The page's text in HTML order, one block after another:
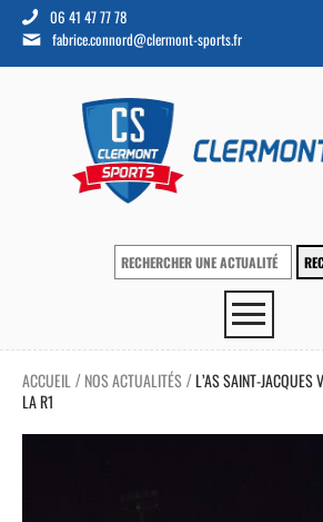
06 41 47 77 78
fabrice.connord@clermont-sports.fr
ACCUEIL / NOS ACTUALITÉS /L’AS SAINT-JACQUES
LA R1